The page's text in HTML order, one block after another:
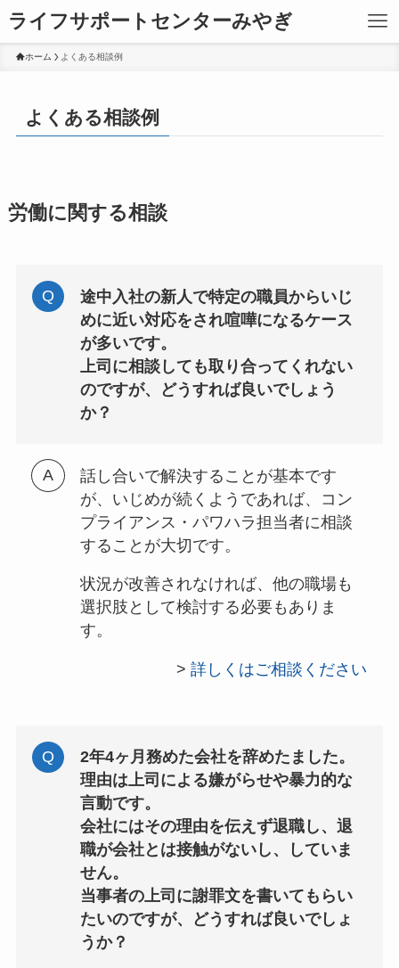
ライフサポートセンターみやぎ
ホーム よくある相談例
よくある相談例
労働に関する相談
途中入社の新人で特定の職員からいじ
めに近い対応をされ喧嘩になるケース
が多いです。
上司に相談しても取り合ってくれない
のですが、どうすれば良いでしょう
か？
話し合いで解決することが基本です
が、いじめが続くようであれば、コン
プライアンス・パワハラ担当者に相談
することが大切です。
状況が改善されなければ、他の職場も
選択肢として検討する必要もありま
す。
>詳しくはご相談ください
2年4ヶ月務めた会社を辞めたました。
理由は上司による嫌がらせや暴力的な
言動です。
会社にはその理由を伝えず退職し、退
職が会社とは接触がないし、していま
せん。
当事者の上司に謝罪文を書いてもらい
たいのですが、どうすれば良いでしょ
うか？